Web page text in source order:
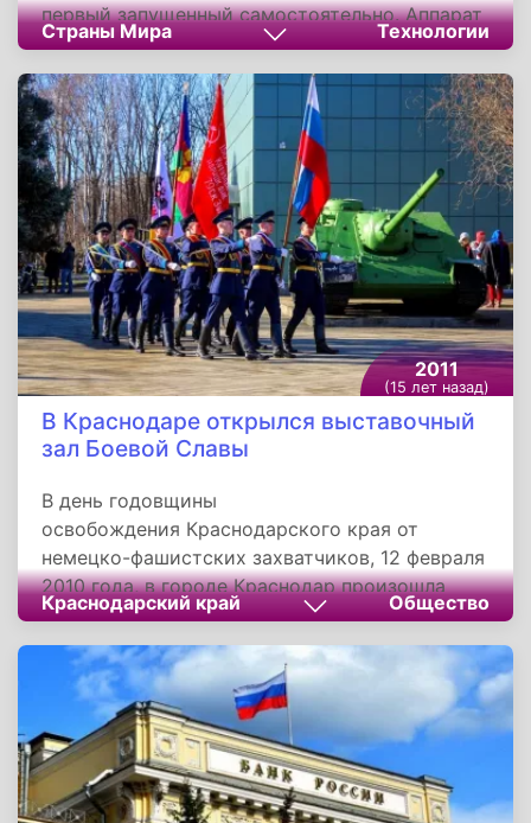
первый запущенный самостоятельно. Аппарат
был успешно выведен на околоземную орбиту
2 февраля 2009 года к 30-летию Исламской
революции ракетой-носителем Сафир-2.
Распоряжение о запуске отдал президент
Махмуд Ахмадинежад.
Страны Мира Технологии
2011
(15 лет назад)
В Краснодаре открылся выставочный
зал Боевой Славы
В день годовщины
освобождения Краснодарского края от
немецко-фашистских захватчиков, 12 февраля
2010 года, в городе Краснодар произошла
закладка будущего Выставочного зала Боевой
Славы. Прошло менее года, и 2 февраля 2011
года он был открыт.
Краснодарский край Общество